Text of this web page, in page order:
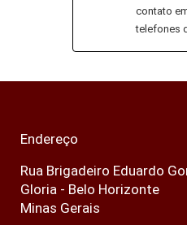
contato
telefones
Endereço
Rua Brigadeiro Eduardo
Gloria - Belo Horizonte
Minas Gerais